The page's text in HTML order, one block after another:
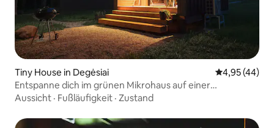
Tiny House in Degėsiai
4,95 (44)
Entspanne dich im grünen Mikrohaus auf einer
Flussklippe!
Aussicht · Fußläufigkeit · Zustand